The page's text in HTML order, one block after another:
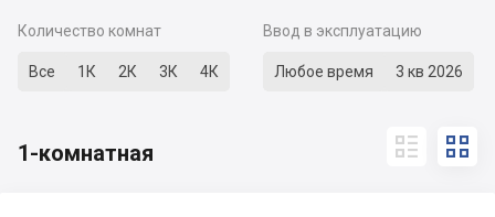
Количество комнат
Все 1К 2К 3К 4К
Ввод в эксплуатацию
Любое время 3 кв 2026
1-комнатная  